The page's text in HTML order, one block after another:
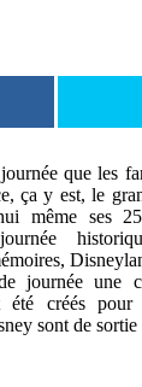
que les
ça y est, le
même ses
journée une
été créés
sont de